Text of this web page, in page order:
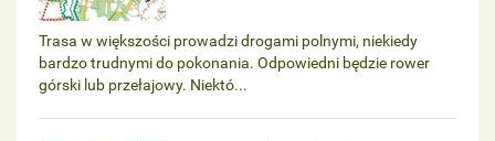
Trasa w większości prowadzi drogami polnymi, niekiedy
bardzo trudnymi do pokonania. Odpowiedni będzie rower
górski lub przełajowy. Niektó...